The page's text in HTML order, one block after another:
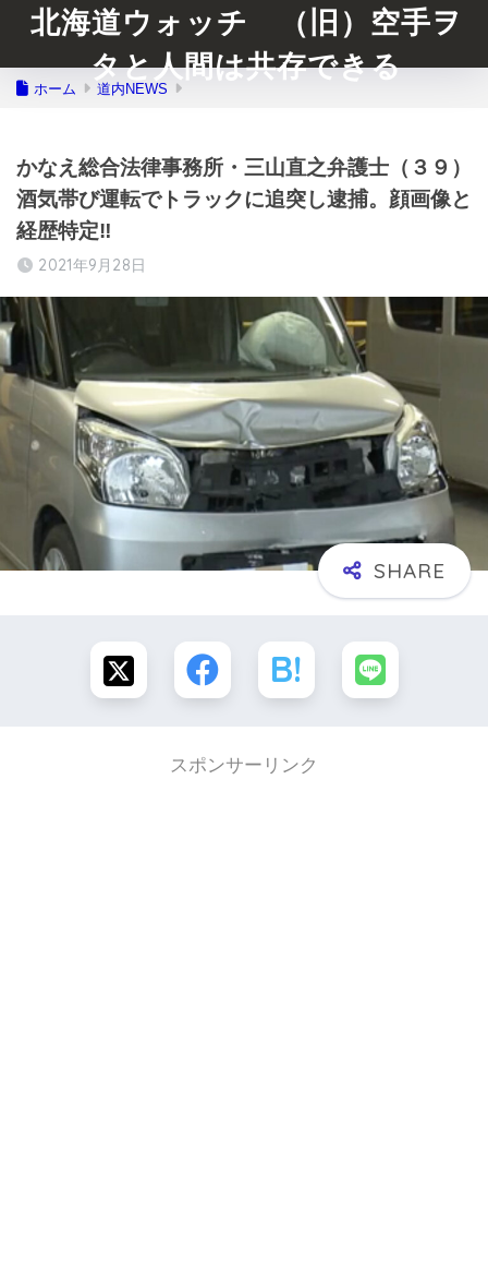
北海道ウォッチ （旧）空手ヲ
タと人間は共存できる
ホーム 道内NEWS
かなえ総合法律事務所・三山直之弁護士（３９）
酒気帯び運転でトラックに追突し逮捕。顔画像と
経歴特定‼︎
2021年9月28日
スポンサーリンク